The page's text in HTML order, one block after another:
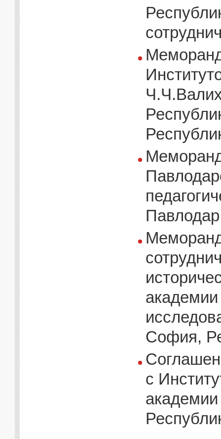
София,
с